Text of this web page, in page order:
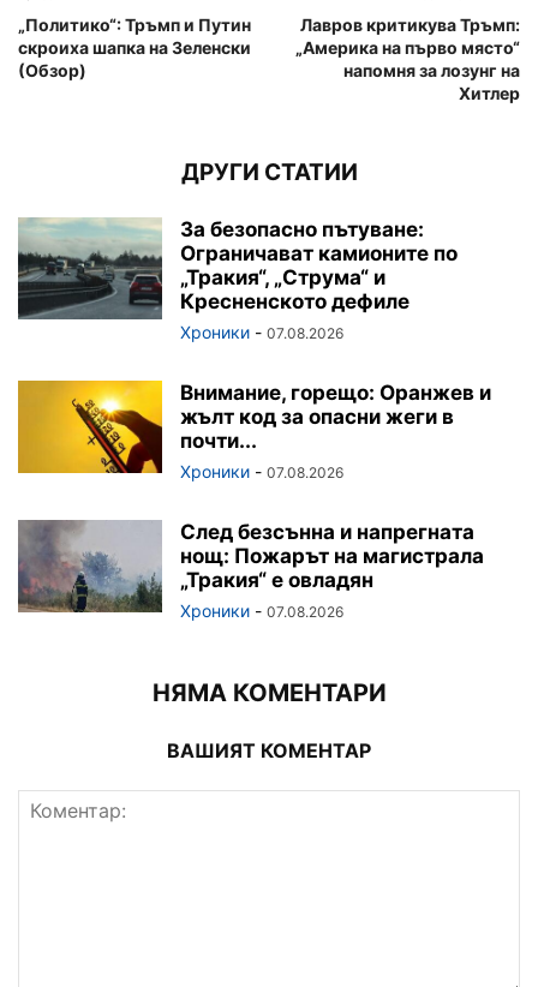
„Политико“: Тръмп и Путин
скроиха шапка на Зеленски
(Обзор)
Лавров критикува Тръмп:
„Америка на първо място“
напомня за лозунг на
Хитлер
ДРУГИ СТАТИИ
За безопасно пътуване:
Ограничават камионите по
„Тракия“, „Струма“ и
Кресненското дефиле
Хроники - 07.08.2026
Внимание, горещо: Оранжев и
жълт код за опасни жеги в
почти...
Хроники - 07.08.2026
След безсънна и напрегната
нощ: Пожарът на магистрала
„Тракия“ е овладян
Хроники - 07.08.2026
НЯМА КОМЕНТАРИ
ВАШИЯТ КОМЕНТАР